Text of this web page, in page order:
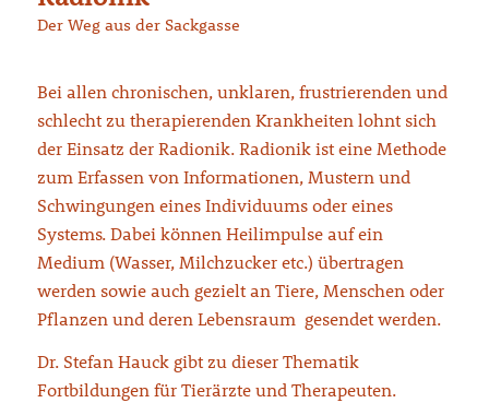
Der Weg aus der Sackgasse
Bei allen chronischen, unklaren, frustrierenden und
schlecht zu therapierenden Krankheiten lohnt sich
der Einsatz der Radionik. Radionik ist eine Methode
zum Erfassen von Informationen, Mustern und
Schwingungen eines Individuums oder eines
Systems. Dabei können Heilimpulse auf ein
Medium (Wasser, Milchzucker etc.) übertragen
werden sowie auch gezielt an Tiere, Menschen oder
Pflanzen und deren Lebensraum gesendet werden.
Dr. Stefan Hauck gibt zu dieser Thematik
Fortbildungen für Tierärzte und Therapeuten.